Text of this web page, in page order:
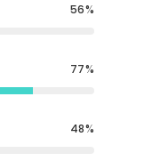
56
77
48